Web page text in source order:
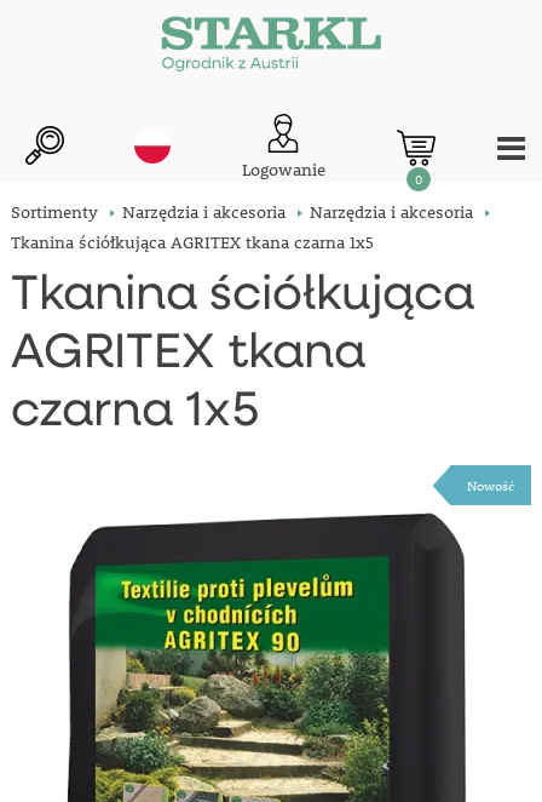
Logowanie 0
Sortimenty Narzędzia i akcesoria
Narzędzia i akcesoria
Tkanina ściółkująca AGRITEX tkana czarna 1x5
Tkanina ściółkująca
AGRITEX tkana
czarna 1x5
Nowość